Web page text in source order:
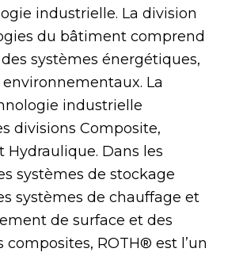
industrielle. La division
du bâtiment comprend
systèmes énergétiques,
La
industrielle
divisions Composite,
Hydraulique. Dans les
systèmes de stockage
systèmes de chauffage et
de surface et des
ROTH® est l’un